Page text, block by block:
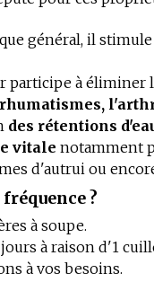
général, il
participe à éliminer
des rétentions
vitale notamment
d'autrui ou
?
à soupe.
à raison d'1
à vos besoins.